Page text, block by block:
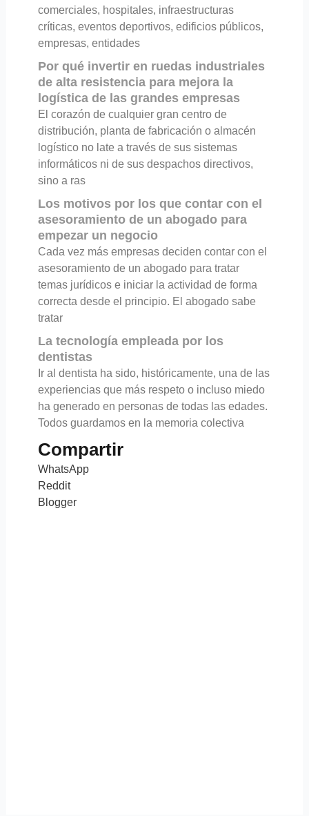
comerciales, hospitales, infraestructuras
críticas, eventos deportivos, edificios públicos,
empresas, entidades
Por qué invertir en ruedas industriales
de alta resistencia para mejora la
logística de las grandes empresas
El corazón de cualquier gran centro de
distribución, planta de fabricación o almacén
logístico no late a través de sus sistemas
informáticos ni de sus despachos directivos,
sino a ras
Los motivos por los que contar con el
asesoramiento de un abogado para
empezar un negocio
Cada vez más empresas deciden contar con el
asesoramiento de un abogado para tratar
temas jurídicos e iniciar la actividad de forma
correcta desde el principio. El abogado sabe
tratar
La tecnología empleada por los
dentistas
Ir al dentista ha sido, históricamente, una de las
experiencias que más respeto o incluso miedo
ha generado en personas de todas las edades.
Todos guardamos en la memoria colectiva
Compartir
WhatsApp
Reddit
Blogger